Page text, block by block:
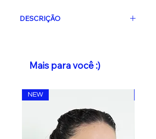
DESCRIÇÃO
regulador de metal.
100% algodão.
Mais para você :)
NEW